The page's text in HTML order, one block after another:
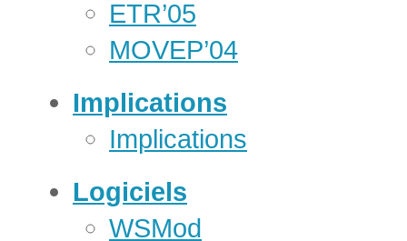
ETR’05
MOVEP’04
Implications
Implications
Logiciels
WSMod